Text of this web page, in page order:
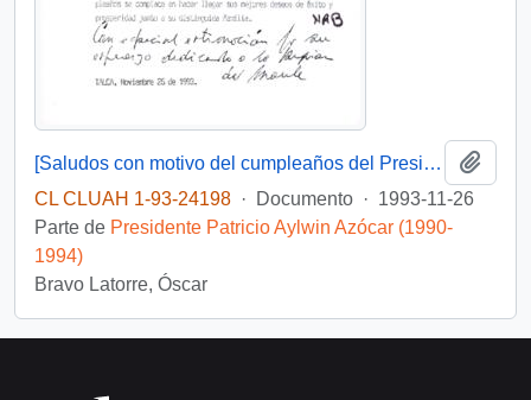
[Saludos con motivo del cumpleaños del Presidente]
CL CLUAH 1-93-24198 · Documento · 1993-11-26
Parte de Presidente Patricio Aylwin Azócar (1990-
1994)
Bravo Latorre, Óscar